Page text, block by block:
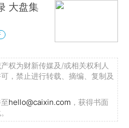
大盘集
权为财新传媒及/或相关权利人
，禁止进行转载、摘编、复制及
hello@caixin.com ，获得书面